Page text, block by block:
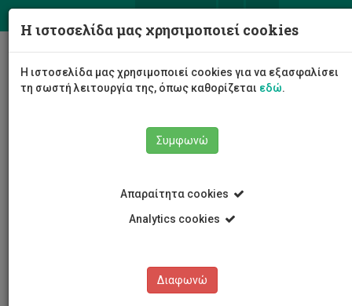
Η ιστοσελίδα μας χρησιμοποιεί cookies
Η ιστοσελίδα μας χρησιμοποιεί cookies για να εξασφαλίσει
τη σωστή λειτουργία της, όπως καθορίζεται εδώ.
Συμφωνώ
Απαραίτητα cookies
Analytics cookies
Διαφωνώ